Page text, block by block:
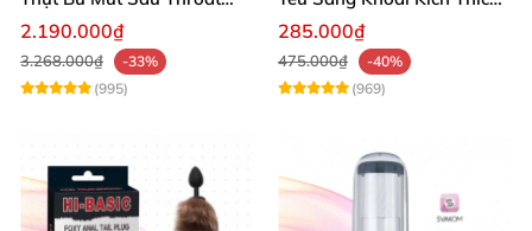
Cao Cấp
2.190.000₫
3.268.000₫
-33%
(995)
Mạnh
285.000₫
475.000₫
-40%
(969)